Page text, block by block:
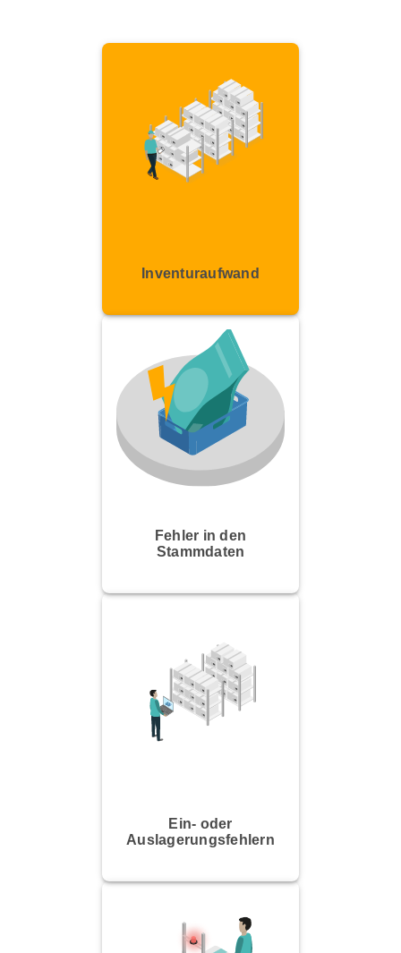
Inventuraufwand
Fehler in den
Stammdaten
Ein- oder
Auslagerungsfehlern